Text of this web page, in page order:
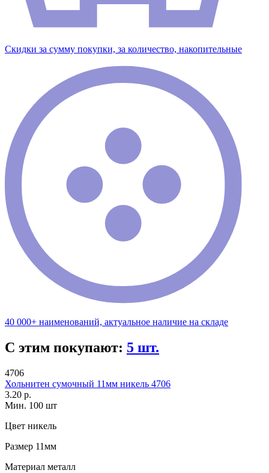
Скидки за сумму покупки, за количество, накопительные
40 000+ наименований, актуальное наличие на складе
С этим покупают: 5 шт.
4706
Хольнитен сумочный 11мм никель 4706
3.20 р.
Мин. 100 шт
Цвет никель
Размер 11мм
Материал металл